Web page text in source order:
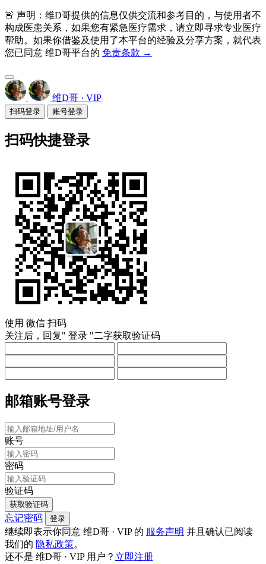
🚨 声明：维D哥提供的信息仅供交流和参考目的，与使用者不
构成医患关系，如果您有紧急医疗需求，请立即寻求专业医疗
帮助。如果你借鉴及使用了本平台的经验及分享方案，就代表
您已同意 维D哥平台的 免责条款 →
维D哥 · VIP
扫码登录 账号登录
扫码快捷登录
使用 微信 扫码
关注后，回复" 登录 "二字获取验证码
邮箱账号登录
账号
密码
验证码
获取验证码
忘记密码 登录
继续即表示你同意 维D哥 · VIP 的 服务声明 并且确认已阅读
我们的 隐私政策。
还不是 维D哥 · VIP 用户？ 立即注册